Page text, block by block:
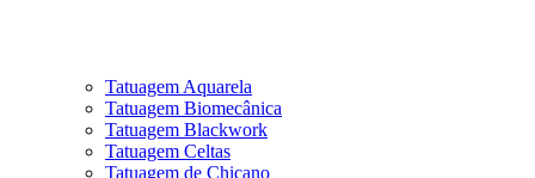
Tatuagem Aquarela
Tatuagem Biomecânica
Tatuagem Blackwork
Tatuagem Celtas
Tatuagem de Chicano